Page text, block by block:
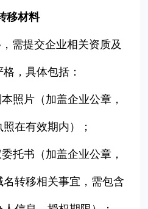
移材料
需提交企业相关资质及
，具体包括：
照片（加盖企业公章，
在有效期内）；
托书（加盖企业公章，
转移相关事宜，需包含